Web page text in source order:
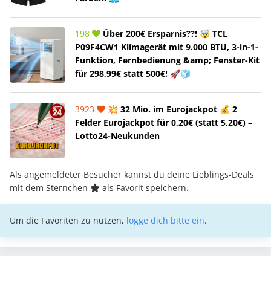
198
Über 200€ Ersparnis??! 🤯 TCL
P09F4CW1 Klimagerät mit 9.000 BTU, 3-in-1-
Funktion, Fernbedienung &amp; Fenster-Kit
für 298,99€ statt 500€! 🚀🧊
3923
💥 32 Mio. im Eurojackpot 💰 2
Felder Eurojackpot für 0,20€ (statt 5,20€) –
Lotto24-Neukunden
Als angemeldeter Besucher kannst du deine Lieblings-Deals
mit dem Sternchen
als Favorit speichern.
Um die Favoriten zu nutzen, logge dich bitte ein.